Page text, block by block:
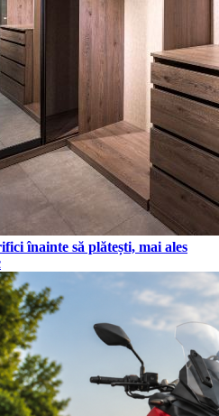
înainte să plătești, mai ales